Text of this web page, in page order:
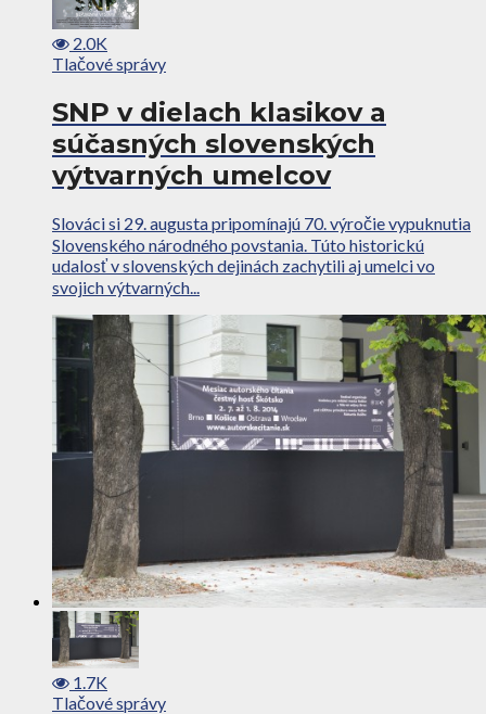
2.0K
Tlačové správy
SNP v dielach klasikov a
súčasných slovenských
výtvarných umelcov
Slováci si 29. augusta pripomínajú 70. výročie vypuknutia
Slovenského národného povstania. Túto historickú
udalosť v slovenských dejinách zachytili aj umelci vo
svojich výtvarných...
1.7K
Tlačové správy